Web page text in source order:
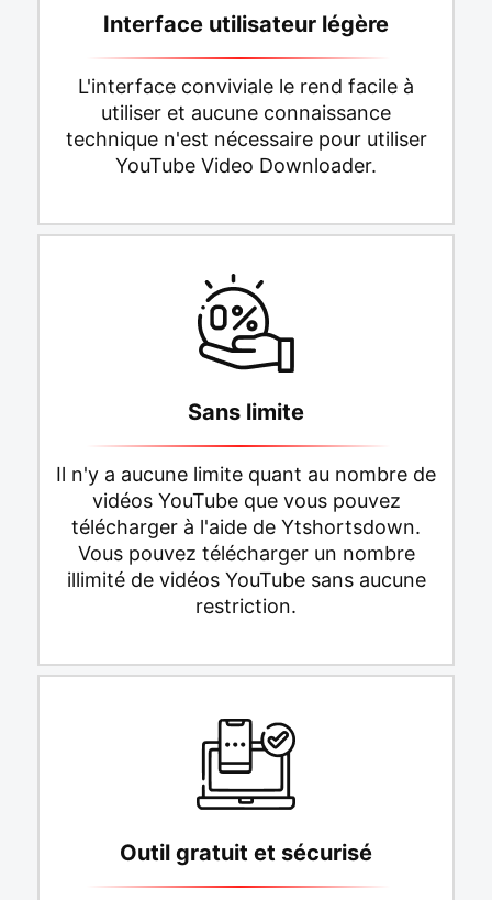
Interface utilisateur légère
L'interface conviviale le rend facile à
utiliser et aucune connaissance
technique n'est nécessaire pour utiliser
YouTube Video Downloader.
Sans limite
Il n'y a aucune limite quant au nombre de
vidéos YouTube que vous pouvez
télécharger à l'aide de Ytshortsdown.
Vous pouvez télécharger un nombre
illimité de vidéos YouTube sans aucune
restriction.
Outil gratuit et sécurisé